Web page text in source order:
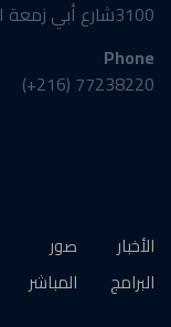
3100شارع أبي زمعة البلوي - القيروان الشمالية - القيروان
Phone
77238220 (216+)
الأخبار
البرامج
صور
المباشر